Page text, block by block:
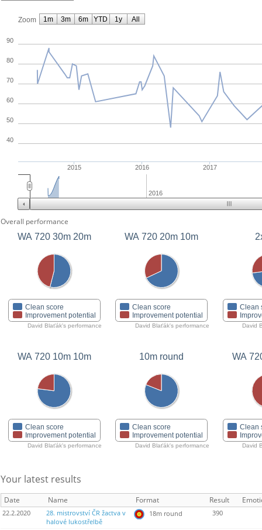
Zoom
2015 2016 2017
40
50
60
70
80
90
2016
1m 3m 6m YTD 1y All
Overall performance
WA 720 30m 20m
Clean score
Improvement potential
David Blaťák's performance
WA 720 20m 10m
Clean score
Improvement potential
David Blaťák's performance
Clean
David
WA 720 10m 10m
Clean score
Improvement potential
David Blaťák's performance
10m round
Clean score
Improvement potential
David Blaťák's performance
WA
Clean
David
Your latest results
Date Name Format Result
22.2.2020
28. mistrovství ČR žactva v
halové lukostřelbě
18m round 390